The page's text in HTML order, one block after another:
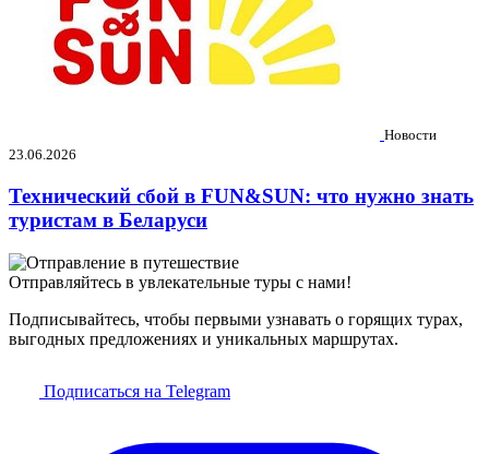
Новости
23.06.2026
Технический сбой в FUN&SUN: что нужно знать
туристам в Беларуси
Отправляйтесь в увлекательные туры с нами!
Подписывайтесь, чтобы первыми узнавать о горящих турах,
выгодных предложениях и уникальных маршрутах.
Подписаться на Telegram